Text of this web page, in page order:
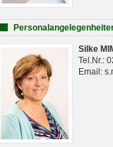
Silke
Tel.Nr.:
Email: